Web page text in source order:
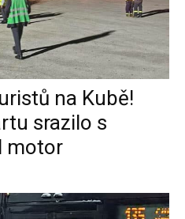
na Kubě!
srazilo s
motor